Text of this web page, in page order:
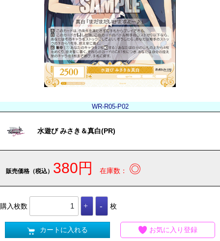
WR-R05-P02
水遊び みさき＆真白(PR)
販売価格（税込） 380円 在庫数： ◎
購入枚数 枚
カートに入れる お気に入り登録